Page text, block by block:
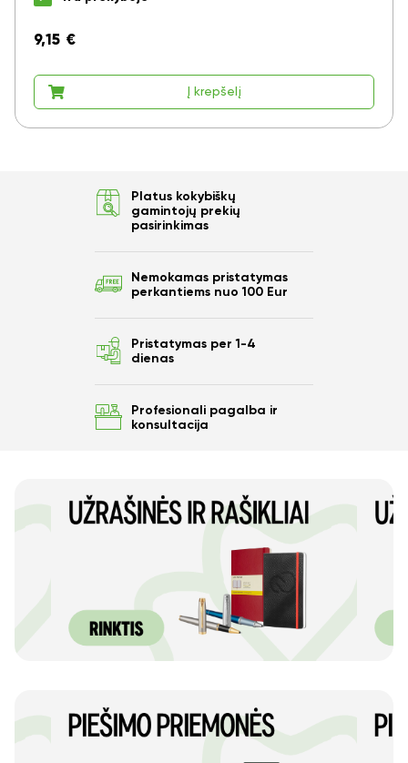
9,15 €
Į krepšelį
Platus kokybiškų
gamintojų prekių
pasirinkimas
Nemokamas pristatymas
perkantiems nuo 100 Eur
Pristatymas per 1-4
dienas
Profesionali pagalba ir
konsultacija